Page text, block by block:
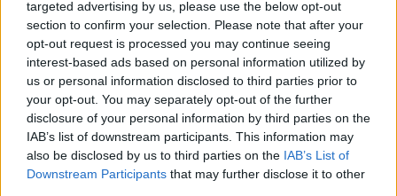
targeted advertising by us, please use the below opt-out
section to confirm your selection. Please note that after your
opt-out request is processed you may continue seeing
interest-based ads based on personal information utilized by
us or personal information disclosed to third parties prior to
your opt-out. You may separately opt-out of the further
disclosure of your personal information by third parties on the
IAB’s list of downstream participants. This information may
also be disclosed by us to third parties on the IAB’s List of
Downstream Participants that may further disclose it to other